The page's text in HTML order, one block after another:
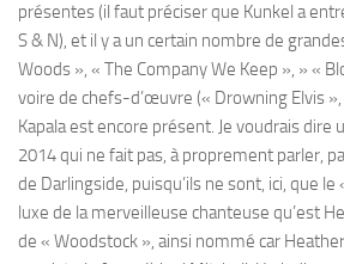
présentes (il faut préciser que Kunkel a
S & N), et il y a un certain nombre de
Woods », « The Company We Keep », » «
voire de chefs-d’œuvre (« Drowning Elvis
Kapala est encore présent. Je voudrais dire
2014 qui ne fait pas, à proprement parler,
de Darlingside, puisqu’ils ne sont, ici, que le
luxe de la merveilleuse chanteuse qu’est
de « Woodstock », ainsi nommé car